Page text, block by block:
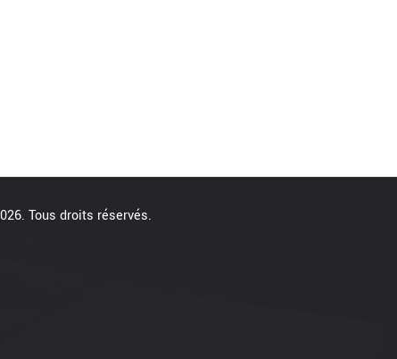
Tous droits réservés.